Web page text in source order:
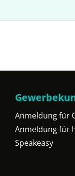
Anmeldung für
Anmeldung für
Speakeasy